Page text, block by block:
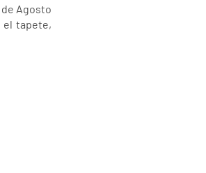
Agosto
el tapete,